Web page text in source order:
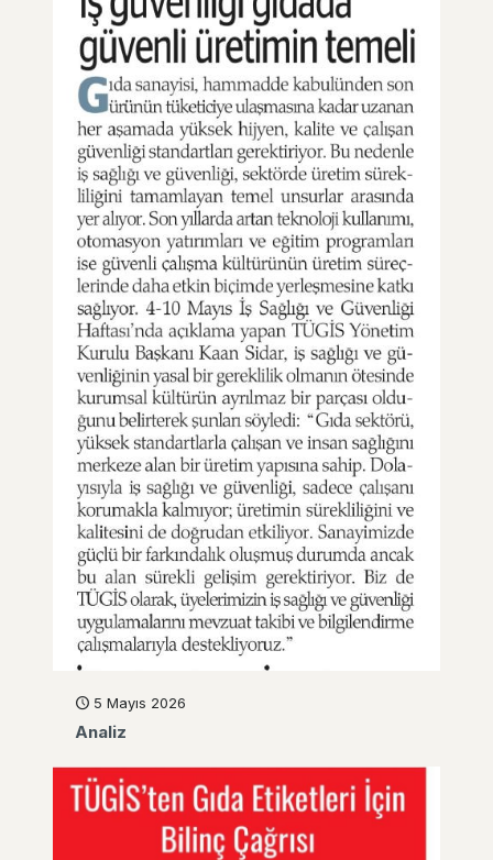
5 Mayıs 2026
Analiz